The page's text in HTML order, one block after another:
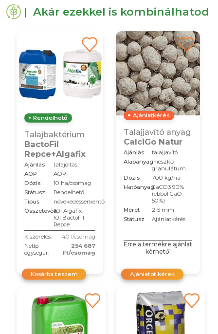
| Akár ezekkel is kombinálhatod
Rendelhető
Talajbaktérium
BactoFil
Repce+Algafix
Ajánlás
talajoltás
AÖP
AÖP
Dózis
10 ha/csomag
Státusz
Rendelhető
Típus
növekedésserkentő
Összetevők30l Algafix
10l BactoFil
Repce
Kiszerelés:
40 l/csomag
Nettó
egységár:
254 687
Ft/csomag
Kosárba teszem
Ajánlatkérés
Talajjavító anyag
CalciGo Natur
Ajánlás
talajjavító
Alapanyagmészkő
granulátum
Dózis
700 kg/ha
HatóanyagCaCO3 90%
(ebből CaO
50%)
Méret
2-5 mm
Státusz
Ajánlatkérés
Erre a termékre ajánlat
kérhető!
Ajánlatot kérek